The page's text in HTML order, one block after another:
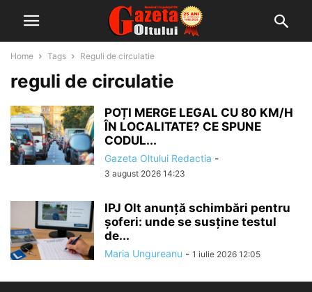
Home Tags Reguli de circulatie
reguli de circulatie
POȚI MERGE LEGAL CU 80 KM/H
ÎN LOCALITATE? CE SPUNE
CODUL...
Gazeta Oltului Redactia -
3 august 2026 14:23
IPJ Olt anunță schimbări pentru
șoferi: unde se susține testul
de...
Maria Ungureanu - 1 iulie 2026 12:05